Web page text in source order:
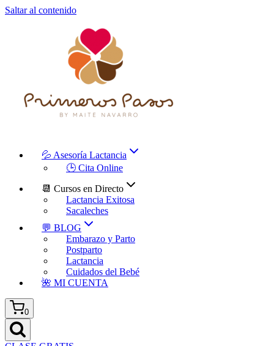
Saltar al contenido
💦 Asesoría Lactancia
🕒 Cita Online
📆 Cursos en Directo
Lactancia Exitosa
Sacaleches
💬 BLOG
Embarazo y Parto
Postparto
Lactancia
Cuidados del Bebé
🌺 MI CUENTA
0